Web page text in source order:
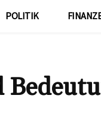
POLITIK